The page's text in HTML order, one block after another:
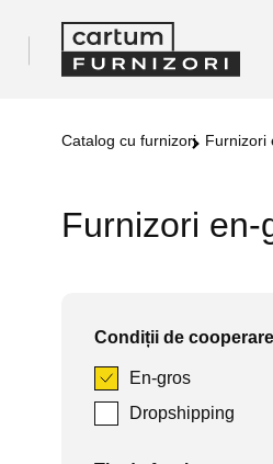
Catalog cu furnizori Furnizori
Furnizori
Condiții de cooperare
En-gros
Dropshipping